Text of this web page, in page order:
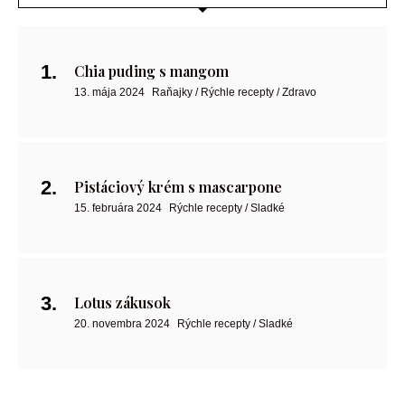
Chia puding s mangom
13. mája 2024 Raňajky / Rýchle recepty / Zdravo
Pistáciový krém s mascarpone
15. februára 2024 Rýchle recepty / Sladké
Lotus zákusok
20. novembra 2024 Rýchle recepty / Sladké